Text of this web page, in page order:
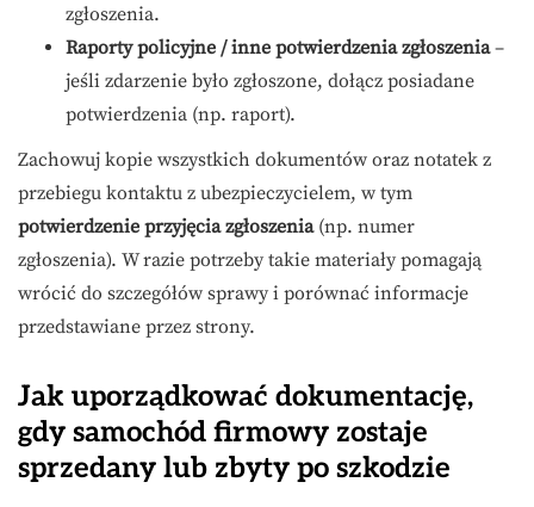
zgłoszenia.
Raporty policyjne / inne potwierdzenia zgłoszenia–
jeśli zdarzenie było zgłoszone, dołącz posiadane
potwierdzenia (np. raport).
Zachowuj kopie wszystkich dokumentów oraz notatek z
przebiegu kontaktu z ubezpieczycielem, w tym
potwierdzenie przyjęcia zgłoszenia(np. numer
zgłoszenia). W razie potrzeby takie materiały pomagają
wrócić do szczegółów sprawy i porównać informacje
przedstawiane przez strony.
Jak uporządkować dokumentację,
gdy samochód firmowy zostaje
sprzedany lub zbyty po szkodzie